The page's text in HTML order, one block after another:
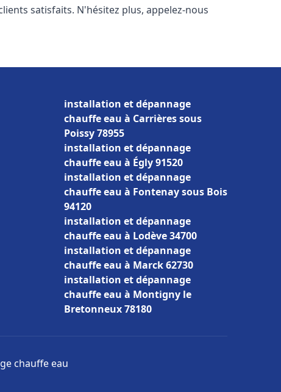
satisfaits. N'hésitez plus, appelez-nous
installation et dépannage
chauffe eau à Carrières sous
Poissy 78955
installation et dépannage
chauffe eau à Égly 91520
installation et dépannage
chauffe eau à Fontenay sous Bois
94120
installation et dépannage
chauffe eau à Lodève 34700
installation et dépannage
chauffe eau à Marck 62730
installation et dépannage
chauffe eau à Montigny le
Bretonneux 78180
chauffe eau